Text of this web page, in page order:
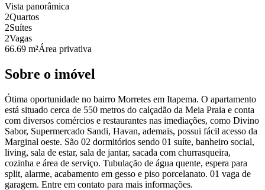
Vista panorâmica
2Quartos
2Suítes
2Vagas
66.69 m²Área privativa
Sobre o imóvel
Ótima oportunidade no bairro Morretes em Itapema. O apartamento
está situado cerca de 550 metros do calçadão da Meia Praia e conta
com diversos comércios e restaurantes nas imediações, como Divino
Sabor, Supermercado Sandi, Havan, ademais, possui fácil acesso da
Marginal oeste. São 02 dormitórios sendo 01 suíte, banheiro social,
living, sala de estar, sala de jantar, sacada com churrasqueira,
cozinha e área de serviço. Tubulação de água quente, espera para
split, alarme, acabamento em gesso e piso porcelanato. 01 vaga de
garagem. Entre em contato para mais informações.